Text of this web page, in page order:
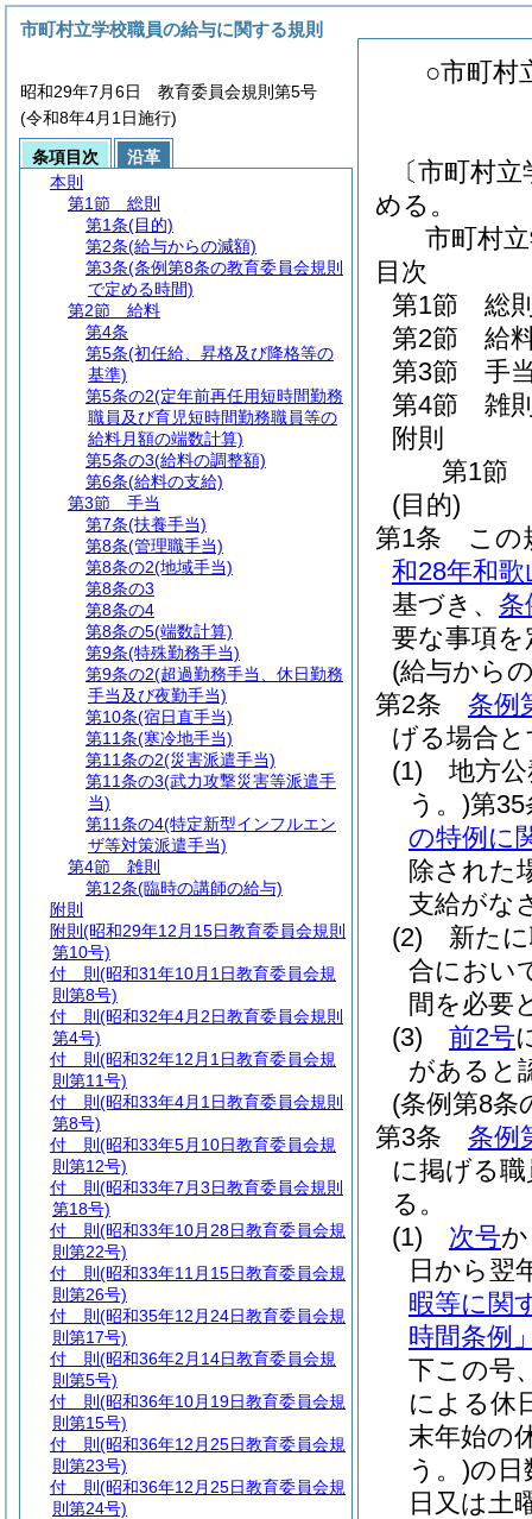
○市町村
〔市町村
める。
市町村
目次
第1節
総
第2節
給
第3節
手
第4節
雑
附則
第1節
(目的)
第1条
この
和28年和
基づき、 条
要な事項
(給与から
第2条
条例
げる場合
(1)
地方
う。)第
の特例に
除された
支給がな
(2)
新た
合におい
間を必要
(3)
前2号
があると
(条例第8条
第3条
条例
に掲げる
る。
(1)
次号
日から翌
暇等に関
時間条例
下この号
による休
末年始の
う。)の日
日又は土
市町村立学校職員の給与に関する規則
昭和29年7月6日 教育委員会規則第5号
(令和8年4月1日施行)
条項目次
沿革
本則
第1節
総則
第1条(目的)
第2条(給与からの減額)
第3条(条例第8条の教育委員会規則
で定める時間)
第2節
給料
第4条
第5条(初任給、昇格及び降格等の
基準)
第5条の2(定年前再任用短時間勤務
職員及び育児短時間勤務職員等の
給料月額の端数計算)
第5条の3(給料の調整額)
第6条(給料の支給)
第3節
手当
第7条(扶養手当)
第8条(管理職手当)
第8条の2(地域手当)
第8条の3
第8条の4
第8条の5(端数計算)
第9条(特殊勤務手当)
第9条の2(超過勤務手当、休日勤務
手当及び夜勤手当)
第10条(宿日直手当)
第11条(寒冷地手当)
第11条の2(災害派遣手当)
第11条の3(武力攻撃災害等派遣手
当)
第11条の4(特定新型インフルエン
ザ等対策派遣手当)
第4節
雑則
第12条(臨時の講師の給与)
附則
附則 (昭和29年12月15日教育委員会規則
第10号)
付 則 (昭和31年10月1日教育委員会規
則第8号)
付 則 (昭和32年4月2日教育委員会規則
第4号)
付 則 (昭和32年12月1日教育委員会規
則第11号)
付 則 (昭和33年4月1日教育委員会規則
第8号)
付 則 (昭和33年5月10日教育委員会規
則第12号)
付 則 (昭和33年7月3日教育委員会規則
第18号)
付 則 (昭和33年10月28日教育委員会規
則第22号)
付 則 (昭和33年11月15日教育委員会規
則第26号)
付 則 (昭和35年12月24日教育委員会規
則第17号)
付 則 (昭和36年2月14日教育委員会規
則第5号)
付 則 (昭和36年10月19日教育委員会規
則第15号)
付 則 (昭和36年12月25日教育委員会規
則第23号)
付 則 (昭和36年12月25日教育委員会規
則第24号)